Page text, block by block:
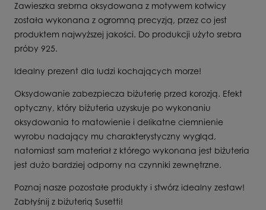
Zawieszka srebrna oksydowana z motywem kotwicy
została wykonana z ogromną precyzją, przez co jest
produktem najwyższej jakości. Do produkcji użyto srebra
próby 925.
Idealny prezent dla ludzi kochających morze!
Oksydowanie zabezpiecza biżuterię przed korozją. Efekt
optyczny, który biżuteria uzyskuje po wykonaniu
oksydowania to matowienie i delikatne ciemnienie
wyrobu nadający mu charakterystyczny wygląd,
natomiast sam materiał z którego wykonana jest biżuteria
jest dużo bardziej odporny na czynniki zewnętrzne.
Poznaj nasze pozostałe produkty i stwórz idealny zestaw!
Zabłyśnij z biżuterią Susetti!